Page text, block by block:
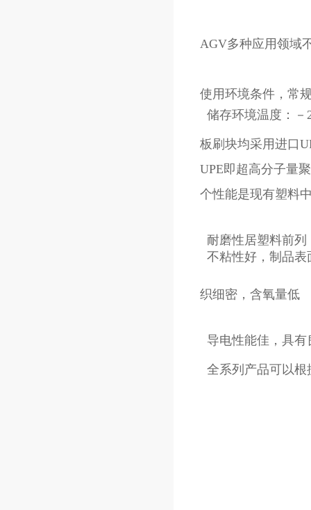
AGV多种应用领域
使用环境条件，常
板刷块均采用进口
UPE即超高分子量
个性能是现有塑料
织细密，含氧量低
全系列产品可以